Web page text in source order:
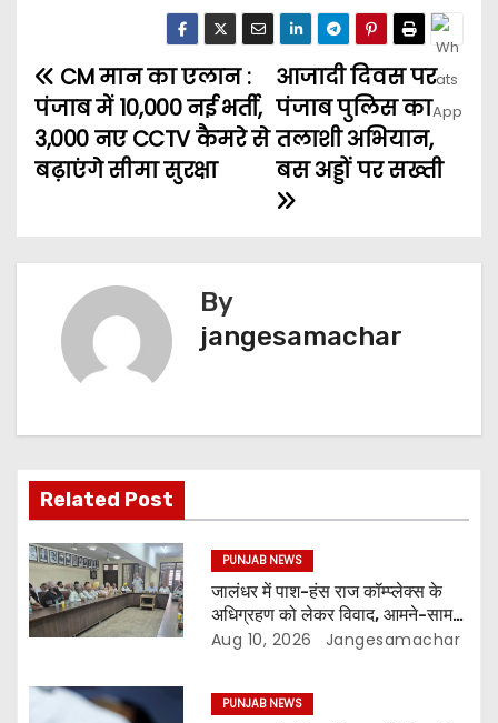
आजादी दिवस पर
पंजाब पुलिस का
तलाशी अभियान,
बस अड्डों पर सख्ती
CM मान का एलान :
पंजाब में 10,000 नई भर्ती,
3,000 नए CCTV कैमरे से
बढ़ाएंगे सीमा सुरक्षा
By
jangesamachar
Related Post
PUNJAB NEWS
जालंधर में पाश-हंस राज कॉम्प्लेक्स के
अधिग्रहण को लेकर विवाद, आमने-सामने
आए पक्ष
Aug 10, 2026 Jangesamachar
PUNJAB NEWS